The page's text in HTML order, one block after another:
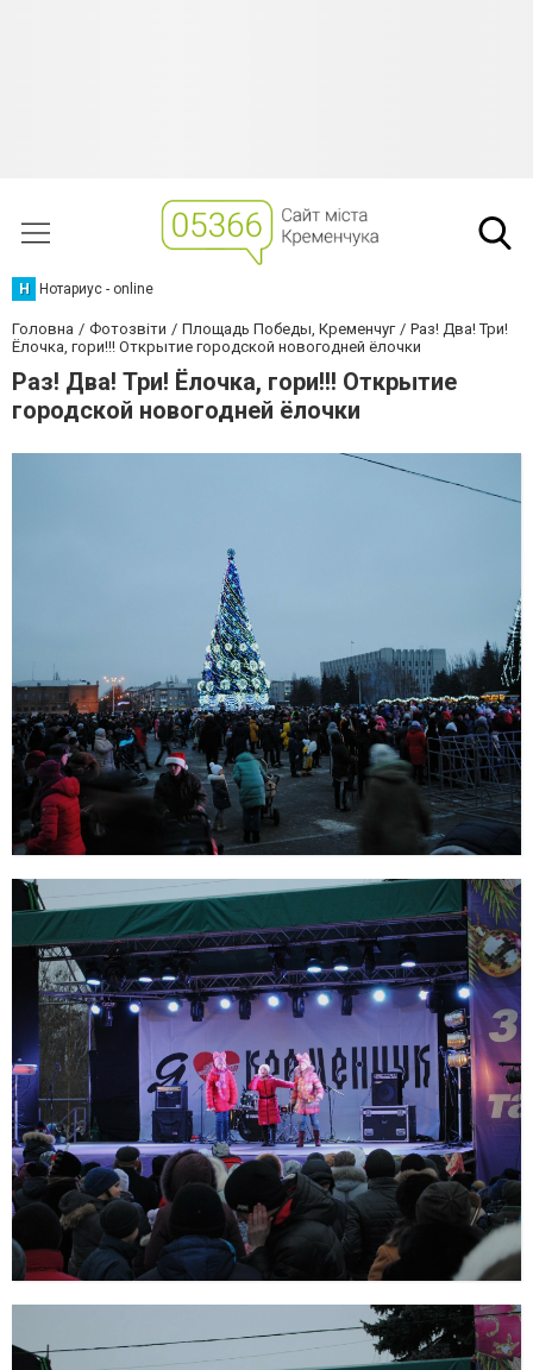
Н Нотариус - online
Головна Фотозвіти Площадь Победы, Кременчуг
Раз! Два! Три!
Ёлочка, гори!!! Открытие городской новогодней ёлочки
Раз! Два! Три! Ёлочка, гори!!! Открытие
городской новогодней ёлочки